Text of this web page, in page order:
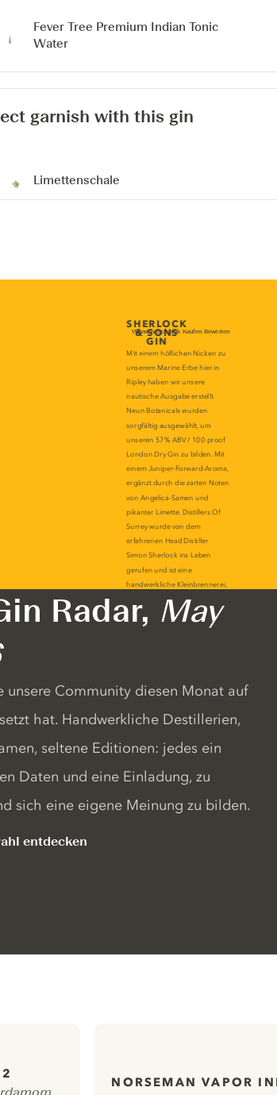
Fever Tree Premium Indian Tonic
Water
garnish with this gin
Limettenschale
Radar, May
unsere Community diesen Monat auf
hat. Handwerkliche Destillerien,
seltene Editionen: jedes ein
Daten und eine Einladung, zu
sich eine eigene Meinung zu bilden.
entdecken
NORSEMAN VAPOR